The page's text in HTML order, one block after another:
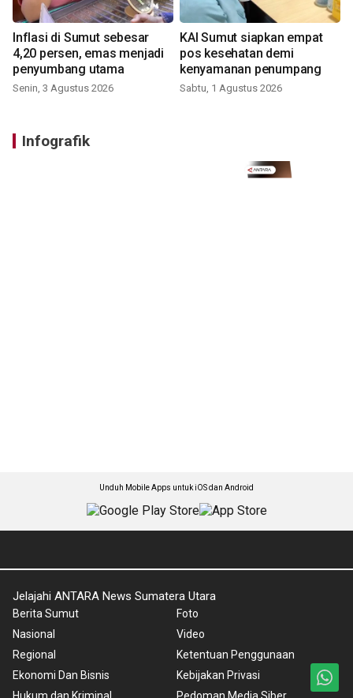
Inflasi di Sumut sebesar
4,20 persen, emas menjadi
penyumbang utama
Senin, 3 Agustus 2026
KAI Sumut siapkan empat
pos kesehatan demi
kenyamanan penumpang
Sabtu, 1 Agustus 2026
Infografik
Unduh Mobile Apps untuk iOS dan Android
Jelajahi ANTARA News Sumatera Utara
Berita Sumut
Nasional
Regional
Ekonomi Dan Bisnis
Foto
Video
Ketentuan Penggunaan
Kebijakan Privasi